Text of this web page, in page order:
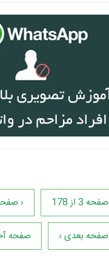
صفحه 3 از 178 ‹
صفحه بعدی › صفحه